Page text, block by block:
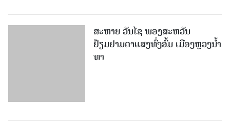
ສະຫາຍ ວັນໄຊ ພອງສະຫວັນ
ຢ້ຽມຢາມຕາແສງທົ່ງອົ້ມ ເມືອງຫຼວງນໍ້າ
ທາ